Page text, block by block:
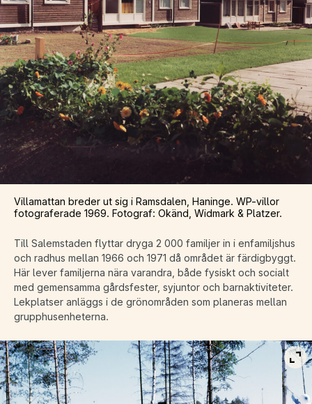
Villamattan breder ut sig i Ramsdalen, Haninge. WP-villor
fotograferade 1969. Fotograf: Okänd, Widmark & Platzer.
Till Salemstaden flyttar dryga 2 000 familjer in i enfamiljshus
och radhus mellan 1966 och 1971 då området är färdigbyggt.
Här lever familjerna nära varandra, både fysiskt och socialt
med gemensamma gårdsfester, syjuntor och barnaktiviteter.
Lekplatser anläggs i de grönområden som planeras mellan
grupphusenheterna.